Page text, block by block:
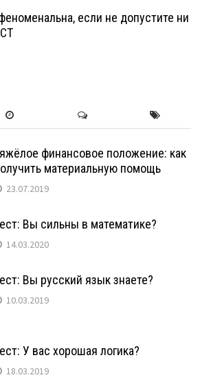
если не допустите ни
финансовое положение: как
материальную помощь
23.07.2019
Вы сильны в математике?
14.03.2020
Вы русский язык знаете?
10.03.2019
У вас хорошая логика?
18.03.2019